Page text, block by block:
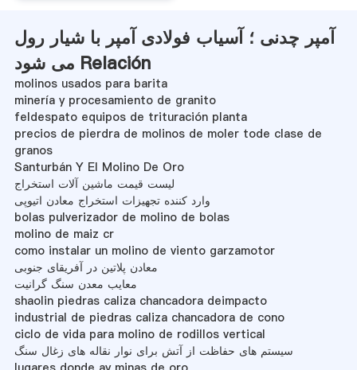
آمپر چدنی ؛ آسیاب فولادی آمپر با شیار رول
می شود Relación
molinos usados para barita
minería y procesamiento de granito
feldespato equipos de trituración planta
precios de pierdra de molinos de moler tode clase de
granos
Santurbán Y El Molino De Oro
لیست قیمت ماشین آلات استخراج
وارد کننده تجهیزات استخراج معادن اتیوپی
bolas pulverizador de molino de bolas
molino de maiz cr
como instalar un molino de viento garzamotor
معادن پلاتین در آفریقای جنوبی
معایب معدن سنگ گرانیت
shaolin piedras caliza chancadora deimpacto
industrial de piedras caliza chancadora de cono
ciclo de vida para molino de rodillos vertical
سیستم های حفاظت از آتش برای نوار نقاله های زغال سنگ